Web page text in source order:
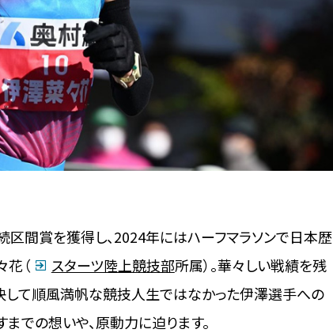
間賞を獲得し、2024年にはハーフマラソンで日本歴
（
スターツ陸上競技部所属）。華々しい戦績を残
して順風満帆な競技人生ではなかった伊澤選手への
での想いや、原動力に迫ります。